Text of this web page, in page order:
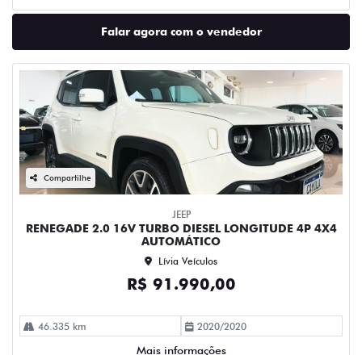
Falar agora com o vendedor
Compartilhe
JEEP
RENEGADE 2.0 16V TURBO DIESEL LONGITUDE 4P 4X4
AUTOMÁTICO
Lívia Veículos
R$ 91.990,00
46.335 km 2020/2020
Mais informações